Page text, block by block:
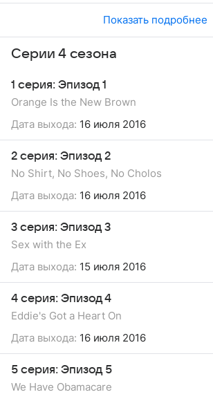
Показать подробнее
Серии 4 сезона
1 серия: Эпизод 1
Orange Is the New Brown
Дата выхода: 16 июля 2016
2 серия: Эпизод 2
No Shirt, No Shoes, No Cholos
Дата выхода: 16 июля 2016
3 серия: Эпизод 3
Sex with the Ex
Дата выхода: 15 июля 2016
4 серия: Эпизод 4
Eddie's Got a Heart On
Дата выхода: 16 июля 2016
5 серия: Эпизод 5
We Have Obamacare